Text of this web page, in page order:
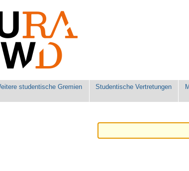
studentische Gremien Studentische Vertretungen